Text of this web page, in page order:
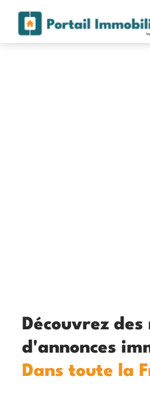
Découvrez
d'annonces
Dans toute la